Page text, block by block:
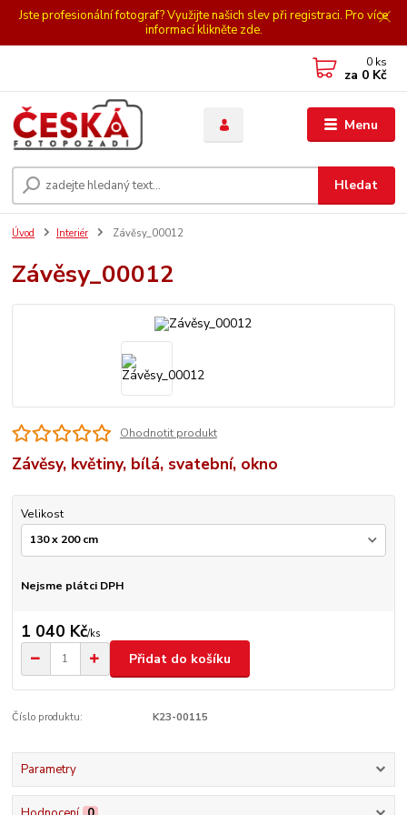
Jste profesionální fotograf? Využijte našich slev při registraci. Pro více
informací klikněte zde.
Menu
Hledat
0 ks
za 0 Kč
Úvod Interiér Závěsy_00012
Závěsy_00012
Ohodnotit produkt
Závěsy, květiny, bílá, svatební, okno
Velikost
Nejsme plátci DPH
1 040 Kč/ks
Přidat do košíku
Číslo produktu: K23-00115
Parametry